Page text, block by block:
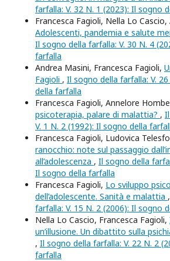
farfalla: V. 32 N. 1 (2023): Il sogno
Francesca Fagioli, Nella Lo Cascio,
Adolescenti, pandemia e salute
Il sogno della farfalla: V. 30 N. 4
farfalla
Andrea Masini, Francesca Fagioli,
Fagioli , Il sogno della farfalla: V.
della farfalla
Francesca Fagioli, Annelore
psicoterapia, palare di malattia? ,
V. 1 N. 2 (1992): Il sogno della
Francesca Fagioli, Ludovica
ranocchio: note sul passaggio
all’adolescenza , Il sogno della
Il sogno della farfalla
Francesca Fagioli, Lo sviluppo
dell’adolescente. Sanità e malattia ,
farfalla: V. 15 N. 2 (2006): Il sogno
Nella Lo Cascio, Francesca Fagioli,
un’illusione. Un dibattito sulla
, Il sogno della farfalla: V. 22 N. 2
farfalla